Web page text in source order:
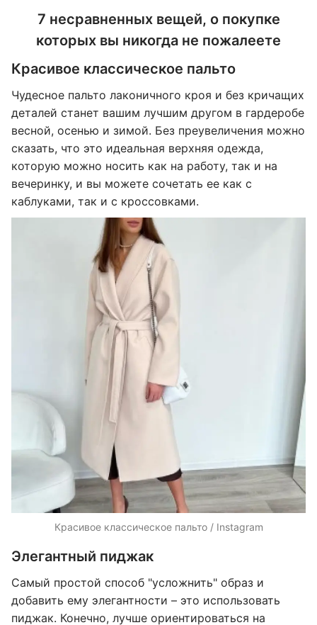
7 несравненных вещей, о покупке
которых вы никогда не пожалеете
Красивое классическое пальто
Чудесное пальто лаконичного кроя и без кричащих
деталей станет вашим лучшим другом в гардеробе
весной, осенью и зимой. Без преувеличения можно
сказать, что это идеальная верхняя одежда,
которую можно носить как на работу, так и на
вечеринку, и вы можете сочетать ее как с
каблуками, так и с кроссовками.
Красивое классическое пальто / Instagram
Элегантный пиджак
Самый простой способ "усложнить" образ и
добавить ему элегантности – это использовать
пиджак. Конечно, лучше ориентироваться на